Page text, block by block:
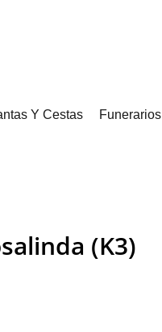
Y Cestas Funerarios
(K3)